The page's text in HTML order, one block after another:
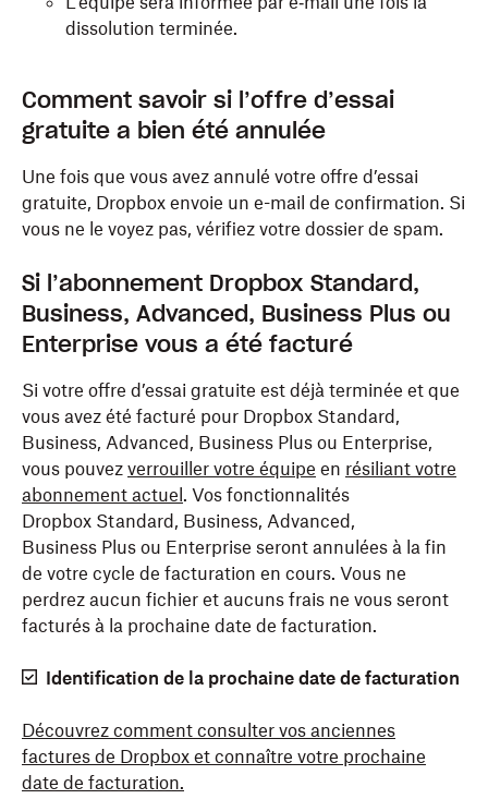
dissolution terminée.
Comment savoir si l’offre d’essai
gratuite a bien été annulée
Une fois que vous avez annulé votre offre d’essai
gratuite, Dropbox envoie un e-mail de confirmation. Si
vous ne le voyez pas, vérifiez votre dossier de spam.
Si l’abonnement Dropbox Standard,
Business, Advanced, Business Plus ou
Enterprise vous a été facturé
Si votre offre d’essai gratuite est déjà terminée et que
vous avez été facturé pour Dropbox Standard,
Business, Advanced, Business Plus ou Enterprise,
vous pouvez verrouiller votre équipe en résiliant votre
abonnement actuel . Vos fonctionnalités
Dropbox Standard, Business, Advanced,
Business Plus ou Enterprise seront annulées à la fin
de votre cycle de facturation en cours. Vous ne
perdrez aucun fichier et aucuns frais ne vous seront
facturés à la prochaine date de facturation.
Identification de la prochaine date de facturation
Découvrez comment consulter vos anciennes
factures de Dropbox et connaître votre prochaine
date de facturation.